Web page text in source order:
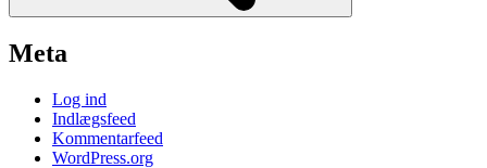
Meta
Log ind
Indlægsfeed
Kommentarfeed
WordPress.org